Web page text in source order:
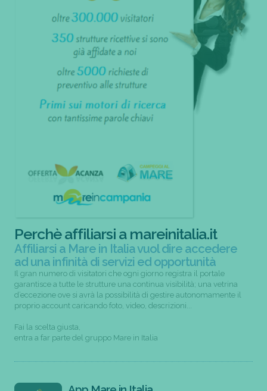
Perchè affiliarsi a mareinitalia.it
Affiliarsi a Mare in Italia vuol dire accedere
ad una infinità di servizi ed opportunità
Il gran numero di visitatori che ogni giorno registra il portale
garantisce a tutte le strutture una continua visibilità; una vetrina
d’eccezione ove si avrà la possibilità di gestire autonomamente il
proprio account caricando foto, video, descrizioni...
Fai la scelta giusta,
entra a far parte del gruppo Mare in Italia